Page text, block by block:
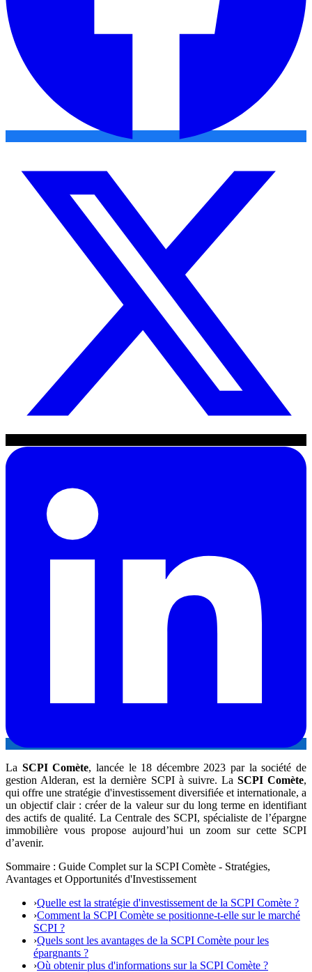
La SCPI Comète, lancée le 18 décembre 2023 par la société de
gestion Alderan, est la dernière SCPI à suivre. La SCPI Comète,
qui offre une stratégie d'investissement diversifiée et internationale, a
un objectif clair : créer de la valeur sur du long terme en identifiant
des actifs de qualité. La Centrale des SCPI, spécialiste de l’épargne
immobilière vous propose aujourd’hui un zoom sur cette SCPI
d’avenir.
Sommaire : Guide Complet sur la SCPI Comète - Stratégies,
Avantages et Opportunités d'Investissement
›Quelle est la stratégie d'investissement de la SCPI Comète ?
›Comment la SCPI Comète se positionne-t-elle sur le marché
SCPI ?
›Quels sont les avantages de la SCPI Comète pour les
épargnants ?
›Où obtenir plus d'informations sur la SCPI Comète ?